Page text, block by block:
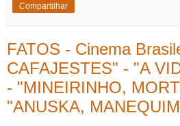
Compartilhar
FATOS - Cinema
CAFAJESTES" - "A
- "MINEIRINHO,
"ANUSKA,